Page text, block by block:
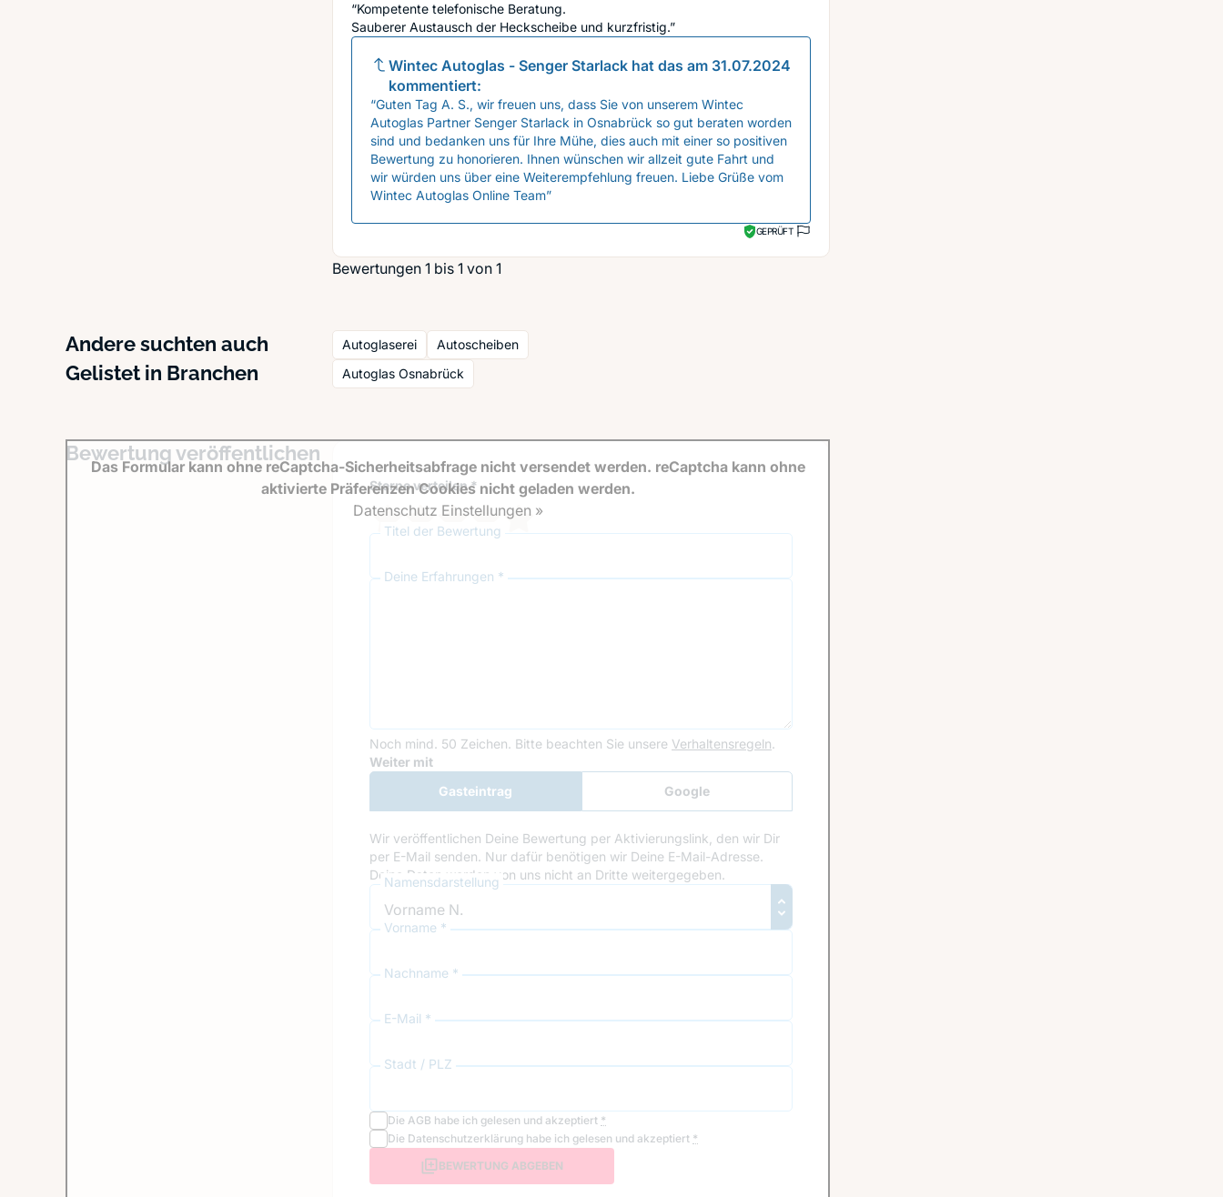
“Kompetente telefonische Beratung.
Sauberer Austausch der Heckscheibe und kurzfristig.”
Wintec Autoglas - Senger Starlack hat das am 31.07.2024
kommentiert:
“Guten Tag A. S., wir freuen uns, dass Sie von unserem Wintec
Autoglas Partner Senger Starlack in Osnabrück so gut beraten worden
sind und bedanken uns für Ihre Mühe, dies auch mit einer so positiven
Bewertung zu honorieren. Ihnen wünschen wir allzeit gute Fahrt und
wir würden uns über eine Weiterempfehlung freuen. Liebe Grüße vom
Wintec Autoglas Online Team”
GEPRÜFT
Bewertungen 1 bis 1 von 1
Andere suchten auch Autoglaserei Autoscheiben
Gelistet in Branchen Autoglas Osnabrück
Bewertung veröffentlichen
Sterne verteilen *
Titel der Bewertung
Deine Erfahrungen *
Noch mind. 50 Zeichen. Bitte beachten Sie unsere Verhaltensregeln.
Google Recaptcha
Weiter mit
Gasteintrag
Google
Anmeldung
Wir veröffentlichen Deine Bewertung per Aktivierungslink, den wir Dir
per E-Mail senden. Nur dafür benötigen wir Deine E-Mail-Adresse.
Deine Daten werden von uns nicht an Dritte weitergegeben.
Namensdarstellung
Vorname *
Nachname *
E-Mail *
Stadt / PLZ
Die AGB habe ich gelesen und akzeptiert *
Die Datenschutzerklärung habe ich gelesen und akzeptiert *
BEWERTUNG ABGEBEN
Das Formular kann ohne reCaptcha-Sicherheitsabfrage nicht versendet werden. reCaptcha kann ohne
aktivierte Präferenzen Cookies nicht geladen werden.
Datenschutz Einstellungen »